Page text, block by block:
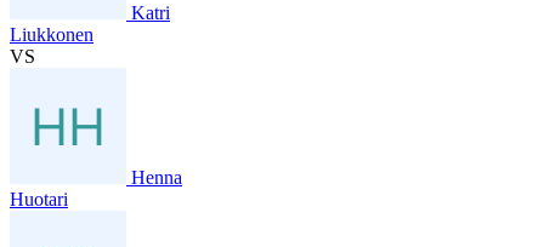
Katri
Liukkonen
VS
Henna
Huotari